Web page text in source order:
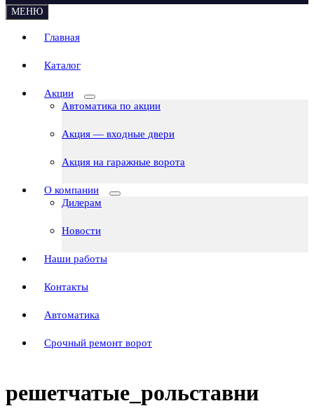
МЕНЮ
Главная
Каталог
Акции
Автоматика по акции
Акция — входные двери
Акция на гаражные ворота
О компании
Дилерам
Новости
Наши работы
Контакты
Автоматика
Срочный ремонт ворот
решетчатые_рольставни